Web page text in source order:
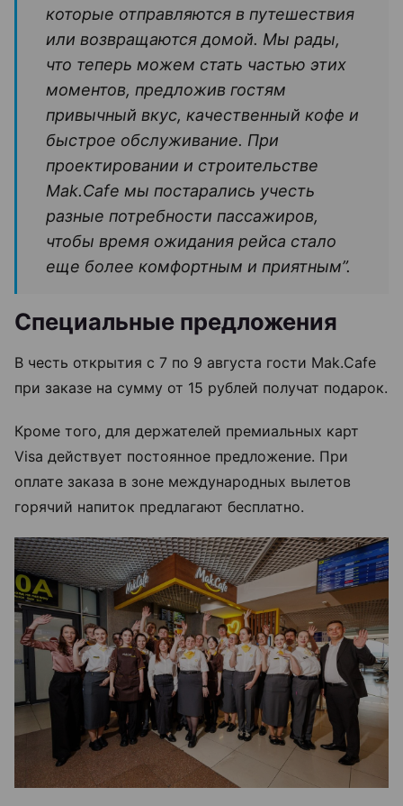
которые отправляются в путешествия
или возвращаются домой. Мы рады,
что теперь можем стать частью этих
моментов, предложив гостям
привычный вкус, качественный кофе и
быстрое обслуживание. При
проектировании и строительстве
Mak.Cafe мы постарались учесть
разные потребности пассажиров,
чтобы время ожидания рейса стало
еще более комфортным и приятным”.
Специальные предложения
В честь открытия с 7 по 9 августа гости Mak.Cafe
при заказе на сумму от 15 рублей получат подарок.
Кроме того, для держателей премиальных карт
Visa действует постоянное предложение. При
оплате заказа в зоне международных вылетов
горячий напиток предлагают бесплатно.